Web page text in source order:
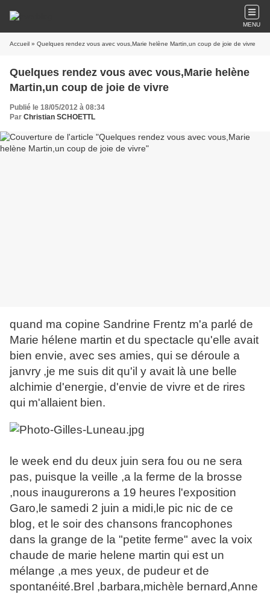
MENU
Accueil » Quelques rendez vous avec vous,Marie helène Martin,un coup de joie de vivre
Quelques rendez vous avec vous,Marie helène
Martin,un coup de joie de vivre
Publié le 18/05/2012 à 08:34
Par Christian SCHOETTL
quand ma copine Sandrine Frentz m'a parlé de
Marie hélene martin et du spectacle qu'elle avait
bien envie, avec ses amies, qui se déroule a
janvry ,je me suis dit qu'il y avait là une belle
alchimie d'energie, d'envie de vivre et de rires
qui m'allaient bien.
le week end du deux juin sera fou ou ne sera
pas, puisque la veille ,a la ferme de la brosse
,nous inaugurerons a 19 heures l'exposition
Garo,le samedi 2 juin a midi,le pic nic de ce
blog, et le soir des chansons francophones
dans la grange de la "petite ferme" avec la voix
chaude de marie helene martin qui est un
mélange ,a mes yeux, de pudeur et de
spontanéité.Brel ,barbara,michèle bernard,Anne